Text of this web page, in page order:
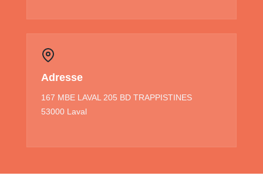
Adresse
167 MBE LAVAL 205 BD TRAPPISTINES
53000 Laval